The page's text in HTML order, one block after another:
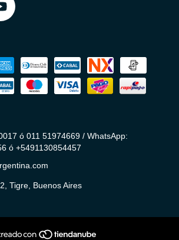
ó 011 51974669 / WhatsApp:
ó +5491130854457
Tigre, Buenos Aires